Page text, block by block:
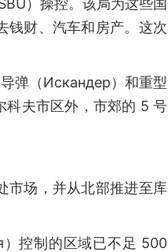
）操控。该局为这些国
钱财、汽车和房产。这次
弹（Искандер）和重型
科夫市区外，市郊的 5 号
市场，并从北部推进至库
）控制的区域已不足 500